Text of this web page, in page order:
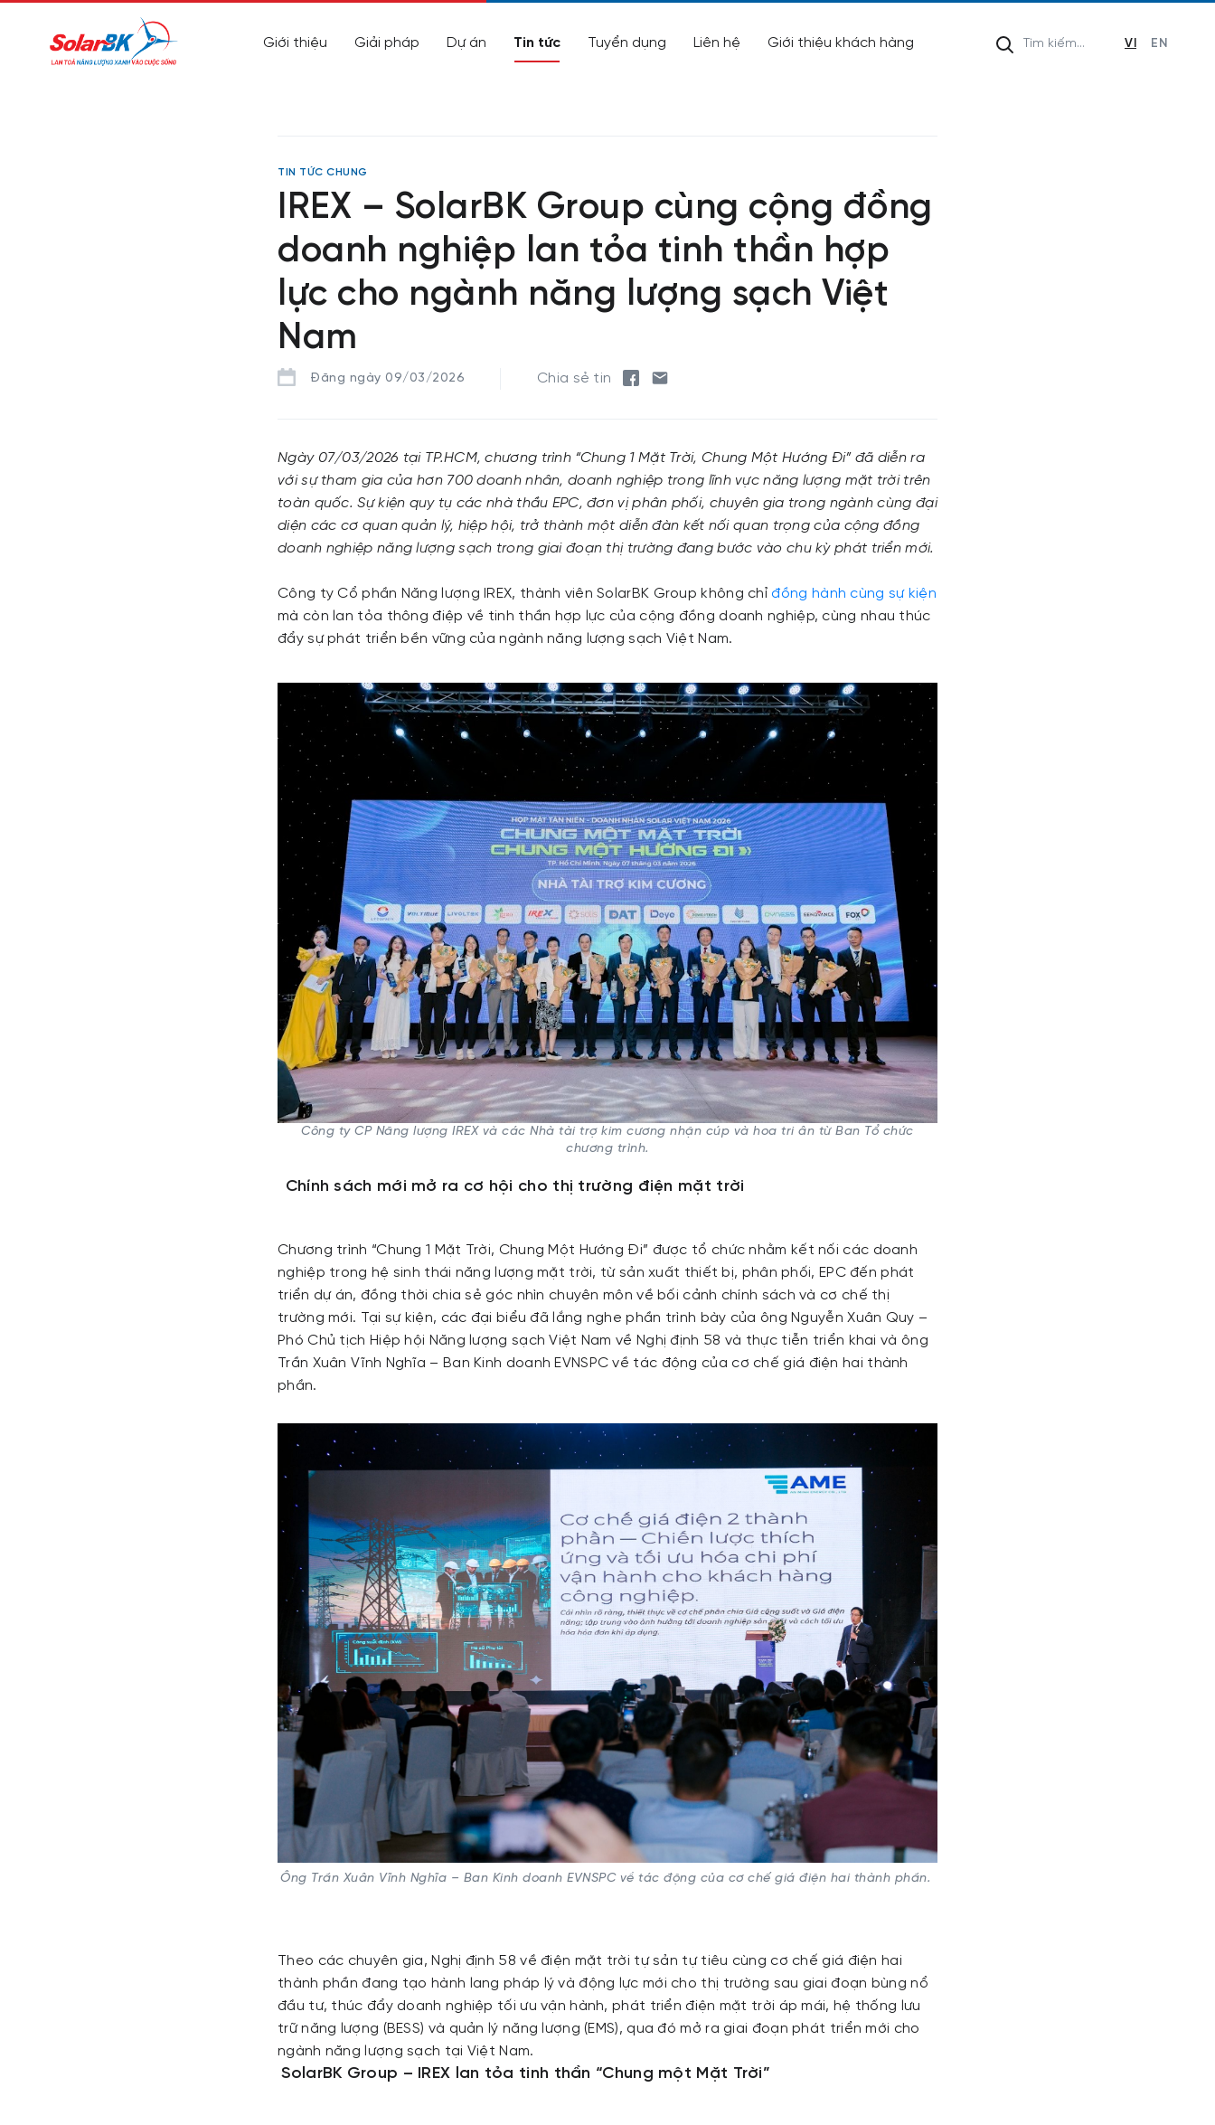
Giới thiệu Giải pháp Dự án Tin tức Tuyển dụng Liên hệ Giới thiệu khách hàng VI EN
TIN TỨC CHUNG
IREX – SolarBK Group cùng cộng đồng
doanh nghiệp lan tỏa tinh thần hợp
lực cho ngành năng lượng sạch Việt
Nam
Đăng ngày 09/03/2026 Chia sẻ tin
Ngày 07/03/2026 tại TP.HCM, chương trình “Chung 1 Mặt Trời, Chung Một Hướng Đi” đã diễn ra
với sự tham gia của hơn 700 doanh nhân, doanh nghiệp trong lĩnh vực năng lượng mặt trời trên
toàn quốc. Sự kiện quy tụ các nhà thầu EPC, đơn vị phân phối, chuyên gia trong ngành cùng đại
diện các cơ quan quản lý, hiệp hội, trở thành một diễn đàn kết nối quan trọng của cộng đồng
doanh nghiệp năng lượng sạch trong giai đoạn thị trường đang bước vào chu kỳ phát triển mới.
Công ty Cổ phần Năng lượng IREX, thành viên SolarBK Group không chỉ đồng hành cùng sự kiện
mà còn lan tỏa thông điệp về tinh thần hợp lực của cộng đồng doanh nghiệp, cùng nhau thúc
đẩy sự phát triển bền vững của ngành năng lượng sạch Việt Nam.
Công ty CP Năng lượng IREX và các Nhà tài trợ kim cương nhận cúp và hoa tri ân từ Ban Tổ chức
chương trình.
Chính sách mới mở ra cơ hội cho thị trường điện mặt trời
Chương trình “Chung 1 Mặt Trời, Chung Một Hướng Đi” được tổ chức nhằm kết nối các doanh
nghiệp trong hệ sinh thái năng lượng mặt trời, từ sản xuất thiết bị, phân phối, EPC đến phát
triển dự án, đồng thời chia sẻ góc nhìn chuyên môn về bối cảnh chính sách và cơ chế thị
trường mới. Tại sự kiện, các đại biểu đã lắng nghe phần trình bày của ông Nguyễn Xuân Quy –
Phó Chủ tịch Hiệp hội Năng lượng sạch Việt Nam về Nghị định 58 và thực tiễn triển khai và ông
Trần Xuân Vĩnh Nghĩa – Ban Kinh doanh EVNSPC về tác động của cơ chế giá điện hai thành
phần.
Ông Trần Xuân Vĩnh Nghĩa – Ban Kinh doanh EVNSPC về tác động của cơ chế giá điện hai thành phần.
Theo các chuyên gia, Nghị định 58 về điện mặt trời tự sản tự tiêu cùng cơ chế giá điện hai
thành phần đang tạo hành lang pháp lý và động lực mới cho thị trường sau giai đoạn bùng nổ
đầu tư, thúc đẩy doanh nghiệp tối ưu vận hành, phát triển điện mặt trời áp mái, hệ thống lưu
trữ năng lượng (BESS) và quản lý năng lượng (EMS), qua đó mở ra giai đoạn phát triển mới cho
ngành năng lượng sạch tại Việt Nam.
SolarBK Group – IREX lan tỏa tinh thần “Chung một Mặt Trời”